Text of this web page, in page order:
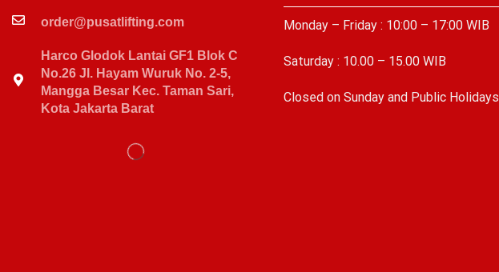
order@pusatlifting.com
Harco Glodok Lantai GF1 Blok C
No.26 Jl. Hayam Wuruk No. 2-5,
Mangga Besar Kec. Taman Sari,
Kota Jakarta Barat
Monday – Friday : 10:00 – 17:00 WIB
Saturday : 10.00 – 15.00 WIB
Closed on Sunday and Public Holidays